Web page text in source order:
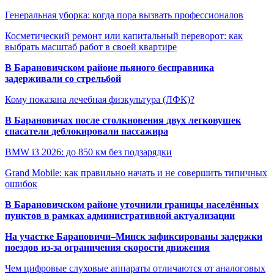
Генеральная уборка: когда пора вызвать профессионалов
Косметический ремонт или капитальный переворот: как
выбрать масштаб работ в своей квартире
В Барановичском районе пьяного бесправника
задерживали со стрельбой
Кому показана лечебная физкультура (ЛФК)?
В Барановичах после столкновения двух легковушек
спасатели деблокировали пассажира
BMW i3 2026: до 850 км без подзарядки
Grand Mobile: как правильно начать и не совершить типичных
ошибок
В Барановичском районе уточнили границы населённых
пунктов в рамках административной актуализации
На участке Барановичи–Минск зафиксированы задержки
поездов из-за ограничения скорости движения
Чем цифровые слуховые аппараты отличаются от аналоговых